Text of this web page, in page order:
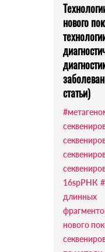
нового
статьи)
16sрРНК
длинных
нового